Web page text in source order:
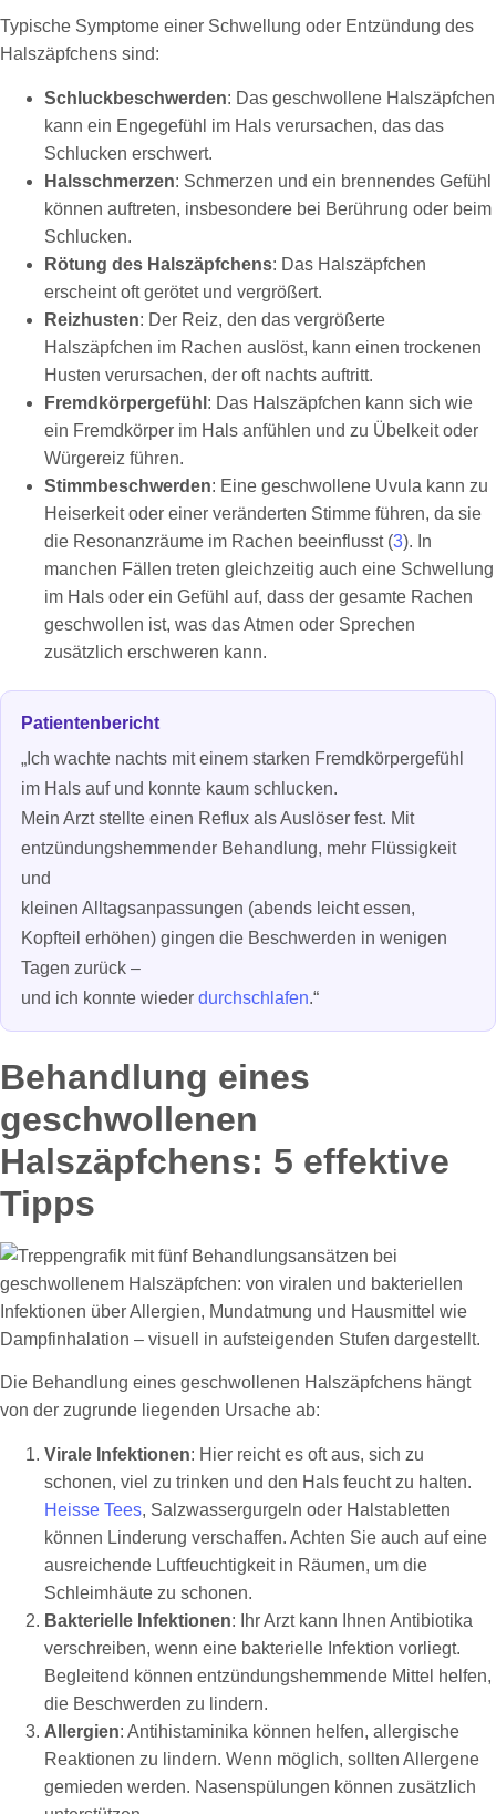
Typische Symptome einer Schwellung oder Entzündung des
Halszäpfchens sind:
Schluckbeschwerden: Das geschwollene Halszäpfchen
kann ein Engegefühl im Hals verursachen, das das
Schlucken erschwert.
Halsschmerzen: Schmerzen und ein brennendes Gefühl
können auftreten, insbesondere bei Berührung oder beim
Schlucken.
Rötung des Halszäpfchens: Das Halszäpfchen
erscheint oft gerötet und vergrößert.
Reizhusten: Der Reiz, den das vergrößerte
Halszäpfchen im Rachen auslöst, kann einen trockenen
Husten verursachen, der oft nachts auftritt.
Fremdkörpergefühl : Das Halszäpfchen kann sich wie
ein Fremdkörper im Hals anfühlen und zu Übelkeit oder
Würgereiz führen.
Stimmbeschwerden: Eine geschwollene Uvula kann zu
Heiserkeit oder einer veränderten Stimme führen, da sie
die Resonanzräume im Rachen beeinflusst (3). In
manchen Fällen treten gleichzeitig auch eine Schwellung
im Hals oder ein Gefühl auf, dass der gesamte Rachen
geschwollen ist, was das Atmen oder Sprechen
zusätzlich erschweren kann.
Patientenbericht
„Ich wachte nachts mit einem starken Fremdkörpergefühl
im Hals auf und konnte kaum schlucken.
Mein Arzt stellte einen Reflux als Auslöser fest. Mit
entzündungshemmender Behandlung, mehr Flüssigkeit
und
kleinen Alltagsanpassungen (abends leicht essen,
Kopfteil erhöhen) gingen die Beschwerden in wenigen
Tagen zurück –
und ich konnte wieder durchschlafen.“
Behandlung eines
geschwollenen
Halszäpfchens: 5 effektive
Tipps
Die Behandlung eines geschwollenen Halszäpfchens hängt
von der zugrunde liegenden Ursache ab:
Virale Infektionen: Hier reicht es oft aus, sich zu
schonen, viel zu trinken und den Hals feucht zu halten.
Heisse Tees, Salzwassergurgeln oder Halstabletten
können Linderung verschaffen. Achten Sie auch auf eine
ausreichende Luftfeuchtigkeit in Räumen, um die
Schleimhäute zu schonen.
Bakterielle Infektionen: Ihr Arzt kann Ihnen Antibiotika
verschreiben, wenn eine bakterielle Infektion vorliegt.
Begleitend können entzündungshemmende Mittel helfen,
die Beschwerden zu lindern.
Allergien: Antihistaminika können helfen, allergische
Reaktionen zu lindern. Wenn möglich, sollten Allergene
gemieden werden. Nasenspülungen können zusätzlich